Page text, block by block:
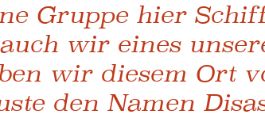
Gruppe hier
wir eines
wir diesem Ort
den Namen